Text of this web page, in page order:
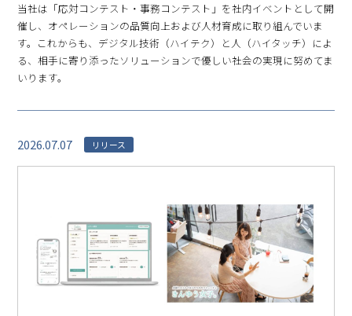
当社は「応対コンテスト・事務コンテスト」を社内イベントとして開
催し、オペレーションの品質向上および人材育成に取り組んでいま
す。これからも、デジタル技術（ハイテク）と人（ハイタッチ）によ
る、相手に寄り添ったソリューションで優しい社会の実現に努めてま
いります。
2026.07.07 リリース